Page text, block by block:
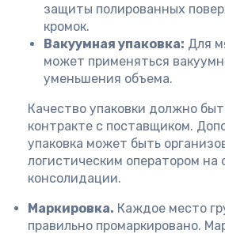
защиты полированных
кромок.
Вакуумная упаковка: Для
может применяться
уменьшения объема.
Качество упаковки должно
контракте с поставщиком.
упаковка может быть
логистическим оператором на
консолидации.
Маркировка. Каждое место
правильно промаркировано.